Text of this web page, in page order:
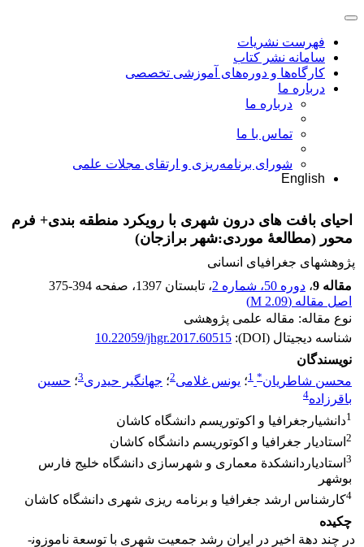
فهرست نشریات
سامانه نشر کتاب
کارگاه‌ها و دوره‌های آموزشی تخصصی
درباره ما
درباره ما
تماس با ما
شورای برنامه‌ریزی و ارتقای مجلات علمی
English
احیای بافت های درون شهری با رویکرد منطقه بندی+ فرم
محور (مطالعۀ موردی:شهر برازجان)
پژوهشهای جغرافیای انسانی
مقاله 9
، دوره 50، شماره 2 ، تابستان 1397 ، صفحه 375-394
اصل مقاله (2.09 M
)
نوع مقاله: مقاله علمی پژوهشی
شناسه دیجیتال (DOI):
10.22059/jhgr.2017.60515
نویسندگان
محسن شاطریان*
1؛ یونس غلامی2؛ جهانگیر حیدری3؛ حسین
باقرزاده4
1دانشیارجغرافیا و اکوتوریسم دانشگاه کاشان
2 استادیار جغرافیا و اکوتوریسم دانشگاه کاشان
3 استادیاردانشکدة معماری و شهرسازی دانشگاه خلیج فارس
بوشهر
4کارشناس ارشد جغرافیا و برنامه ریزی شهری دانشگاه کاشان
چکیده
در چند دهة اخیر در ایران رشد جمعیت شهری با توسعة ناموزون­